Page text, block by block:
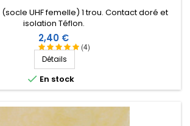
(4)
UHF femelle) 1 trou. Contact doré et
isolation Téflon .
Prix
2,40 €
Détails
 En stock